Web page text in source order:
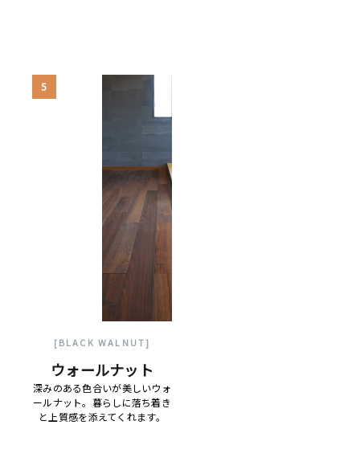
5
[BLACK WALNUT]
ウォールナット
深みのある色合いが美しいウォ
ールナット。暮らしに落ち着き
と上質感を添えてくれます。